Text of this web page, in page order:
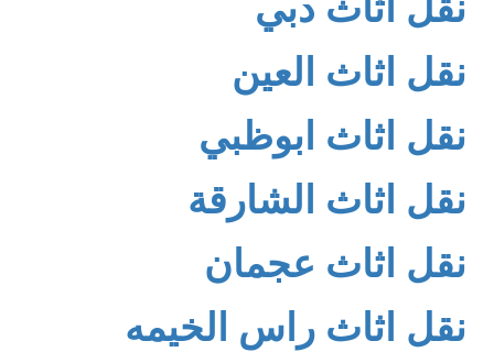
نقل اثاث العين
نقل اثاث ابوظبي
نقل اثاث الشارقة
نقل اثاث عجمان
نقل اثاث راس الخيمه